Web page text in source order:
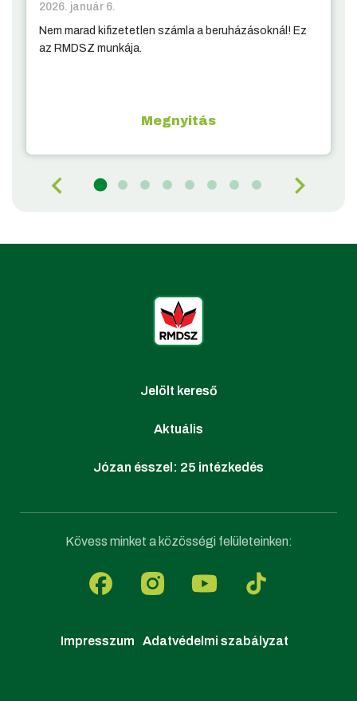
2026. január 6.
Nem marad kifizetetlen számla a beruházásoknál! Ez
az RMDSZ munkája.
Megnyitás
Jelölt kereső
Aktuális
Józan ésszel: 25 intézkedés
Kövess minket a közösségi felületeinken:
Impresszum Adatvédelmi szabályzat